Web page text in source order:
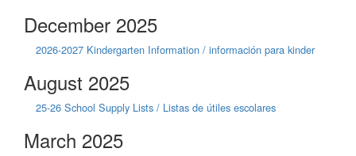
December 2025
2026-2027 Kindergarten Information / información para kinder
August 2025
25-26 School Supply Lists / Listas de útiles escolares
March 2025